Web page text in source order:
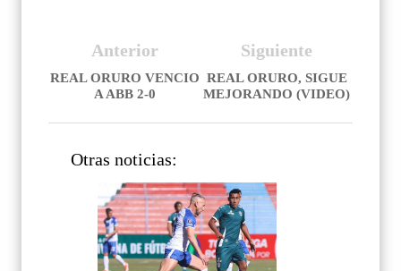
Siguiente
REAL ORURO, SIGUE
MEJORANDO (VIDEO)
Anterior
REAL ORURO VENCIO
A ABB 2-0
Otras noticias: